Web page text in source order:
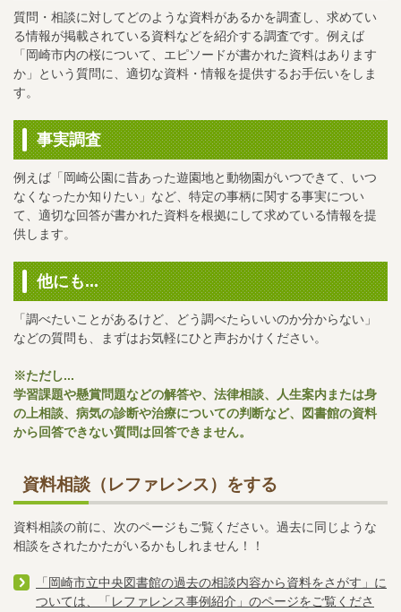
質問・相談に対してどのような資料があるかを調査し、求めてい
る情報が掲載されている資料などを紹介する調査です。例えば
「岡崎市内の桜について、エピソードが書かれた資料はあります
か」という質問に、適切な資料・情報を提供するお手伝いをしま
す。
事実調査
例えば「岡崎公園に昔あった遊園地と動物園がいつできて、いつ
なくなったか知りたい」など、特定の事柄に関する事実につい
て、適切な回答が書かれた資料を根拠にして求めている情報を提
供します。
他にも...
「調べたいことがあるけど、どう調べたらいいのか分からない」
などの質問も、まずはお気軽にひと声おかけください。
※ただし...
学習課題や懸賞問題などの解答や、法律相談、人生案内または身
の上相談、病気の診断や治療についての判断など、図書館の資料
から回答できない質問は回答できません。
資料相談（レファレンス）をする
資料相談の前に、次のページもご覧ください。過去に同じような
相談をされたかたがいるかもしれません！！
「岡崎市立中央図書館の過去の相談内容から資料をさがす」に
ついては、「レファレンス事例紹介」のページをご覧くださ